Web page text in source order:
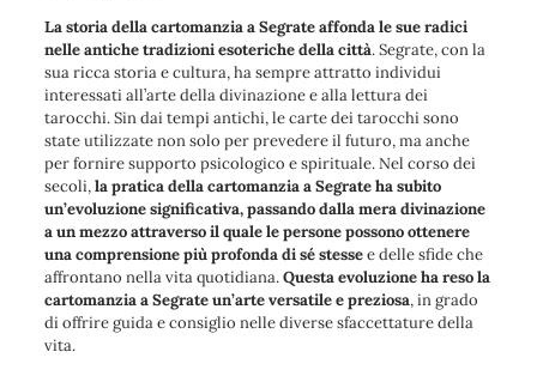
La storia della cartomanzia a Segrate affonda le sue radici
nelle antiche tradizioni esoteriche della città. Segrate, con la
sua ricca storia e cultura, ha sempre attratto individui
interessati all’arte della divinazione e alla lettura dei
tarocchi. Sin dai tempi antichi, le carte dei tarocchi sono
state utilizzate non solo per prevedere il futuro, ma anche
per fornire supporto psicologico e spirituale. Nel corso dei
secoli,la pratica della cartomanzia a Segrate ha subito
un’evoluzione significativa, passando dalla mera divinazione
a un mezzo attraverso il quale le persone possono ottenere
una comprensione più profonda di sé stessee delle sfide che
affrontano nella vita quotidiana.Questa evoluzione ha reso la
cartomanzia a Segrate un’arte versatile e preziosa, in grado
di offrire guida e consiglio nelle diverse sfaccettature della
vita.